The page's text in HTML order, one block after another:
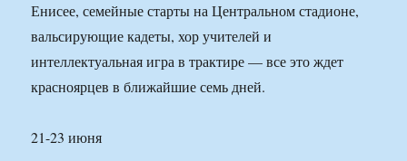
Енисее, семейные старты на Центральном стадионе,
вальсирующие кадеты, хор учителей и
интеллектуальная игра в трактире — все это ждет
красноярцев в ближайшие семь дней.
21-23 июня